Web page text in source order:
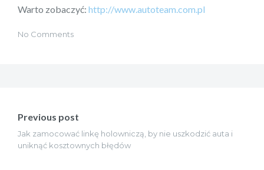
Warto zobaczyć: http://www.autoteam.com.pl
No Comments
wpisu
Previous post
Jak zamocować linkę holowniczą, by nie uszkodzić auta i
uniknąć kosztownych błędów